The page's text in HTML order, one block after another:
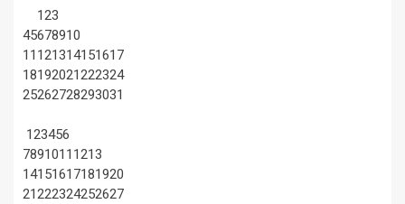
123
45678910
11 121314151617
18192021222324
25262728293031
123456
7891011 1213
14151617181920
21222324252627